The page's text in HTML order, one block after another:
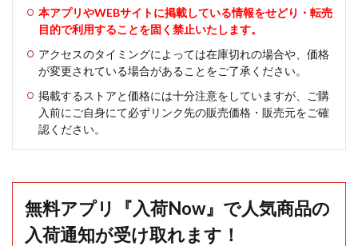
本アプリやWEBサイトに掲載している情報をせどり・転売
目的で利用することを固く禁止いたします。
アクセスのタイミングによっては在庫切れの場合や、価格
が変更されている場合があることをご了承ください。
掲載するストアと価格には十分注意をしていますが、ご購
入前にご自身にて必ずリンク先の販売価格・販売元をご確
認ください。
無料アプリ『入荷Now』で人気商品の
入荷通知が受け取れます！